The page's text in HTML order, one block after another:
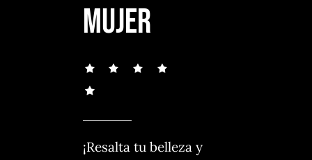
nuestros servicios, ¡tu mejor versión te
espera!
MUJER
¡Resalta tu belleza y